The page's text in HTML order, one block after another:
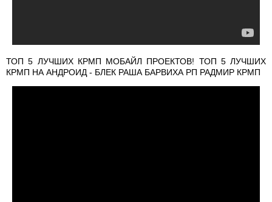
ТОП 5 ЛУЧШИХ КРМП МОБАЙЛ ПРОЕКТОВ! ТОП 5 ЛУЧШИХ
КРМП НА АНДРОИД - БЛЕК РАША БАРВИХА РП РАДМИР КРМП